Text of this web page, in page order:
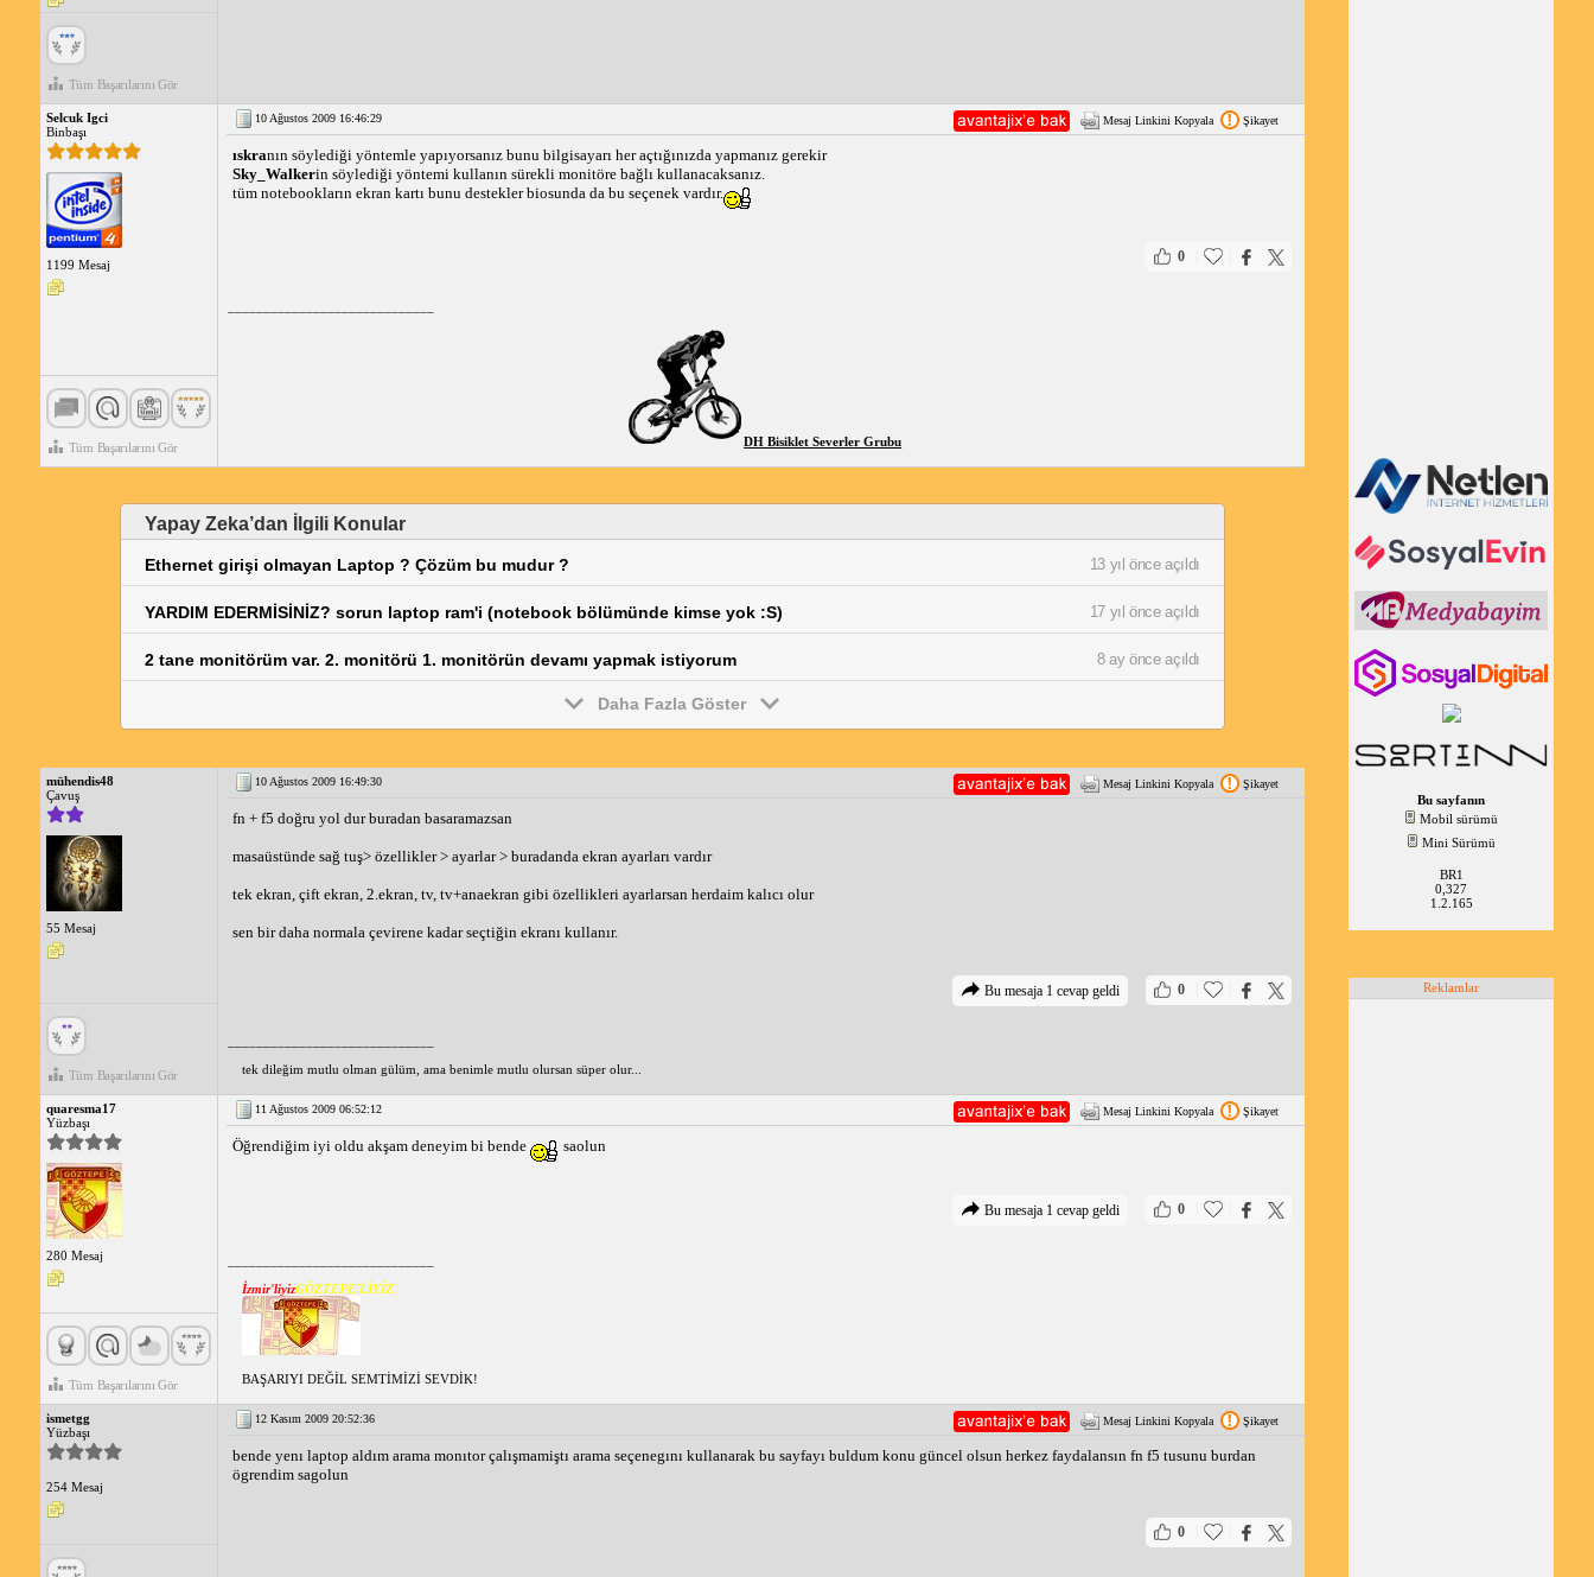
Tüm Başarılarını Gör
Selcuk Igci
Binbaşı
1199 Mesaj
Tüm Başarılarını Gör
10 Ağustos 2009 16:46:29 Mesaj Linkini Kopyala Şikayet
ıskranın söylediği yöntemle yapıyorsanız bunu bilgisayarı her açtığınızda yapmanız gerekir
Sky_Walkerin söylediği yöntemi kullanın sürekli monitöre bağlı kullanacaksanız.
tüm notebookların ekran kartı bunu destekler biosunda da bu seçenek vardır.
0
DH Bisiklet Severler Grubu
Yapay Zeka’dan İlgili Konular
Ethernet girişi olmayan Laptop ? Çözüm bu mudur ? 13 yıl önce açıldı
YARDIM EDERMİSİNİZ? sorun laptop ram'i (notebook bölümünde kimse yok :S) 17 yıl önce açıldı
2 tane monitörüm var. 2. monitörü 1. monitörün devamı yapmak istiyorum 8 ay önce açıldı
Daha Fazla Göster
mühendis48
Çavuş
55 Mesaj
Tüm Başarılarını Gör
10 Ağustos 2009 16:49:30 Mesaj Linkini Kopyala Şikayet
fn + f5 doğru yol dur buradan basaramazsan
masaüstünde sağ tuş> özellikler > ayarlar > buradanda ekran ayarları vardır
tek ekran, çift ekran, 2.ekran, tv, tv+anaekran gibi özellikleri ayarlarsan herdaim kalıcı olur
sen bir daha normala çevirene kadar seçtiğin ekranı kullanır.
0
Bu mesaja 1 cevap geldi
tek dileğim mutlu olman gülüm, ama benimle mutlu olursan süper olur...
quaresma17
Yüzbaşı
280 Mesaj
Tüm Başarılarını Gör
11 Ağustos 2009 06:52:12 Mesaj Linkini Kopyala Şikayet
Öğrendiğim iyi oldu akşam deneyim bi bende saolun
0
Bu mesaja 1 cevap geldi
İzmir'liyizGÖZTEPE'LİYİZ
BAŞARIYI DEĞİL SEMTİMİZİ SEVDİK!
ismetgg
Yüzbaşı
254 Mesaj
12 Kasım 2009 20:52:36 Mesaj Linkini Kopyala Şikayet
bende yenı laptop aldım arama monıtor çalışmamiştı arama seçenegını kullanarak bu sayfayı buldum konu güncel olsun herkez faydalansın fn f5 tusunu burdan
ögrendim sagolun
0
Bu sayfanın
Mobil sürümü
Mini Sürümü
BR1
0,327
1.2.165
Reklamlar